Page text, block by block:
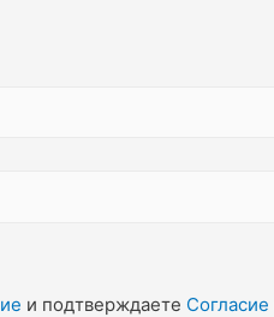
и подтверждаете Согласие